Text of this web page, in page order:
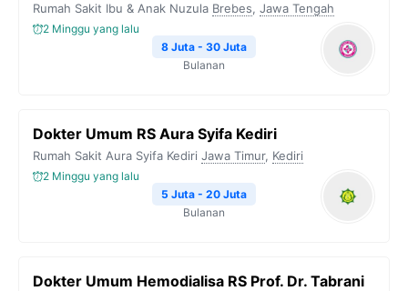
Rumah Sakit Ibu & Anak Nuzula Brebes, Jawa Tengah
2 Minggu yang lalu
8 Juta - 30 Juta
Bulanan
Dokter Umum RS Aura Syifa Kediri
Rumah Sakit Aura Syifa Kediri Jawa Timur, Kediri
2 Minggu yang lalu
5 Juta - 20 Juta
Bulanan
Dokter Umum Hemodialisa RS Prof. Dr. Tabrani